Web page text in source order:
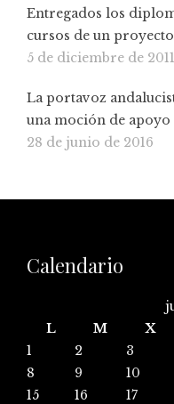
Entregados los
cursos de un
5 de diciembre de 2011
La portavoz
una moción de
28 de junio de 2016
Calendario
L
M X
1
2 3
8
9 10
15
16 17